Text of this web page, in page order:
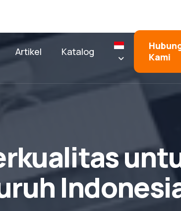
Artikel Katalog
Kami
rkualitasunt
ruhIndonesi